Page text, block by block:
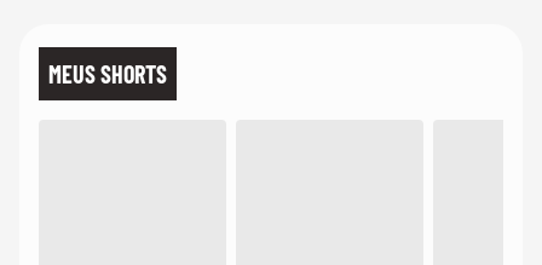
MEUS SHORTS